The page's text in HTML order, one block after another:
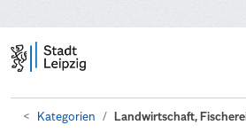
Kategorien Landwirtschaft,